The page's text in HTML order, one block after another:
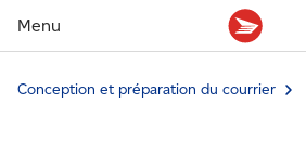
Menu
Tarifs des timbres
Suivre un envoi
Compte MonArgent Postes
Voir les nouveaux timbres
Conception et préparation du courrier